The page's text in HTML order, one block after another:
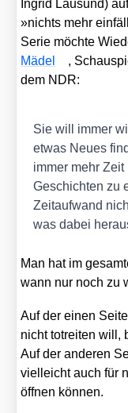
Ingrid Lau­sund)
»nichts mehr
Serie möch­te
Mädel
,
dem NDR:
Sie will immer
etwas Neu­es
immer mehr
Geschich­ten zu
Zeit­auf­wand
was dabei
Man hat im
wann nur noch zu
Auf der einen
nicht tot­rei­ten will,
Auf der ande­ren
viel­leicht auch für
öff­nen kön­nen.